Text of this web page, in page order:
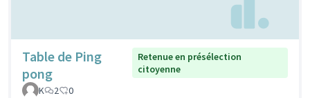
Table de Ping
pong
Retenue en présélection
citoyenne
K
2 0